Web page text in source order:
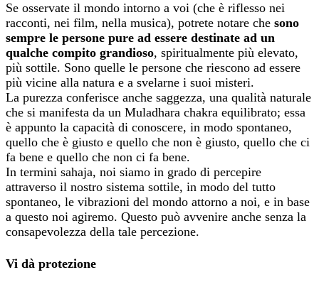
Se osservate il mondo intorno a voi (che è riflesso nei
racconti, nei film, nella musica), potrete notare che sono
sempre le persone pure ad essere destinate ad un
qualche compito grandioso, spiritualmente più elevato,
più sottile. Sono quelle le persone che riescono ad essere
più vicine alla natura e a svelarne i suoi misteri.
La purezza conferisce anche saggezza, una qualità naturale
che si manifesta da un Muladhara chakra equilibrato; essa
è appunto la capacità di conoscere, in modo spontaneo,
quello che è giusto e quello che non è giusto, quello che ci
fa bene e quello che non ci fa bene.
In termini sahaja, noi siamo in grado di percepire
attraverso il nostro sistema sottile, in modo del tutto
spontaneo, le vibrazioni del mondo attorno a noi, e in base
a questo noi agiremo. Questo può avvenire anche senza la
consapevolezza della tale percezione.
Vi dà protezione